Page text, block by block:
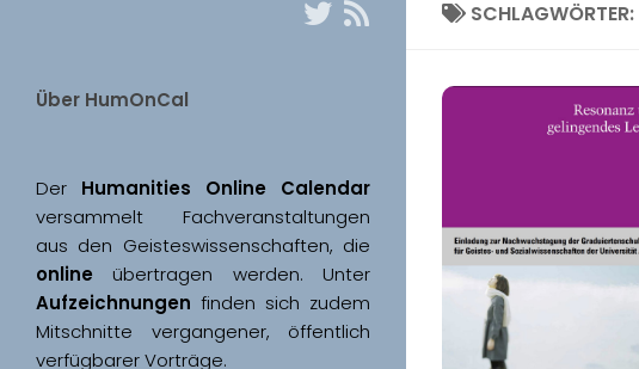
SCHLAGWÖRTER:
Über HumOnCal
Der
versammelt Fachveranstaltungen
online
Aufzeichnungen finden sich zudem
Mitschnitte vergangener, öffentlich